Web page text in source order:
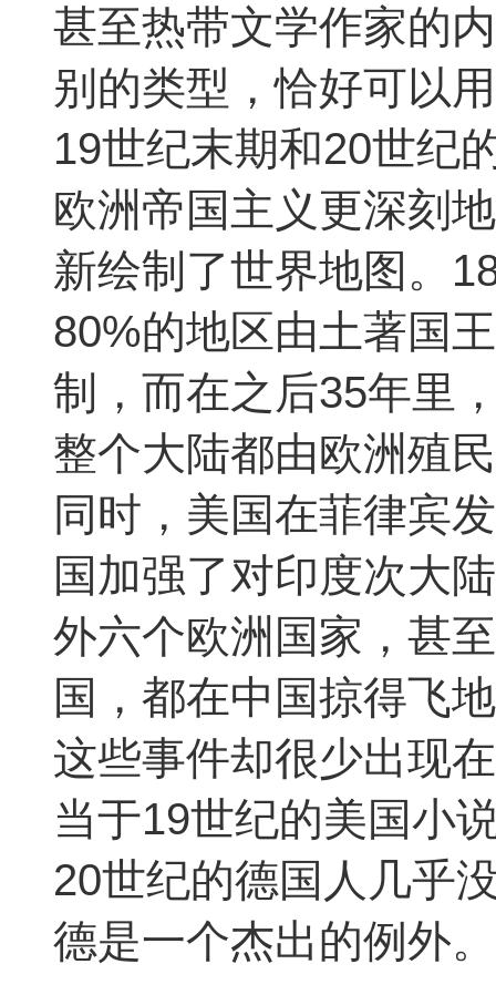
甚至热带文学作家的
别的类型，恰好可以
19世纪末期和20世纪
欧洲帝国主义更深刻
新绘制了世界地图。
80%的地区由土著国
制，而在之后35年里
整个大陆都由欧洲殖
同时，美国在菲律宾
国加强了对印度次大
外六个欧洲国家，甚
国，都在中国掠得飞
这些事件却很少出现
当于19世纪的美国小
20世纪的德国人几乎
德是一个杰出的例外。